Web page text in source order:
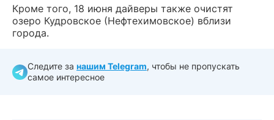
Кроме того, 18 июня дайверы также очистят
озеро Кудровское (Нефтехимовское) вблизи
города.
Следите за нашим Telegram, чтобы не пропускать
самое интересное